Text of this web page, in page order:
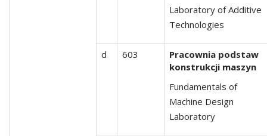
Laboratory of Additive
Technologies
d 603
Pracownia podstaw
konstrukcji maszyn
Fundamentals of
Machine Design
Laboratory